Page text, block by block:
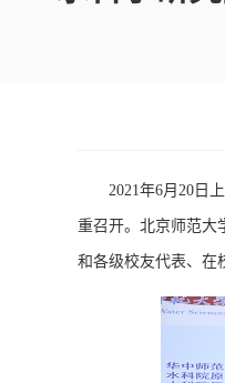
2021年6月20日
重召开。北京师范大
和各级校友代表、在